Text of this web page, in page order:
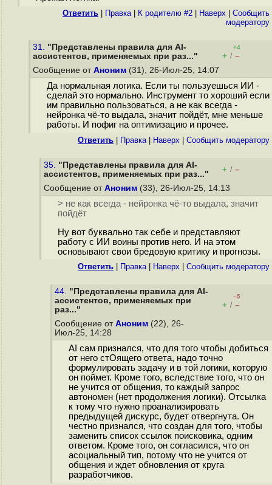
Ответить Правка| К родителю #2 Наверх
Cообщить
модератору
31. "Представлены правила для AI-
ассистентов, применяемых при раз..."
+4
+ / –
Сообщение от Аноним (31), 26-Июл-25, 14:07
Да нормальная логика. Если ты пользуешься ИИ -
сделай это нормально. Инструмент то хороший если
им правильно пользоваться, а не как всегда -
нейронка чё-то выдала, значит пойдёт, мне меньше
работы. И пофиг на оптимизацию и прочее.
Ответить Правка| Наверх Cообщить модератору
35. "Представлены правила для AI-
ассистентов, применяемых при раз..."
+ / –
Сообщение от Аноним (33), 26-Июл-25, 14:13
> не как всегда - нейронка чё-то выдала, значит
пойдёт
Ну вот буквально так себе и представляют
работу с ИИ воины против него. И на этом
основывают свои бредовую критику и прогнозы.
Ответить Правка| Наверх Cообщить модератору
44. "Представлены правила для AI-
ассистентов, применяемых при
раз..."
–5
+ / –
Сообщение от Аноним (22), 26-
Июл-25, 14:28
AI сам признался, что для того чтобы добиться
от него стОящего ответа, надо точно
формулировать задачу и в той логики, которую
он поймет. Кроме того, вследствие того, что он
не учится от общения, то каждый запрос
автономен (нет продолжения логики). Отсылка
к тому что нужно проанализировать
предыдущей дискурс, будет отвергнута. Он
честно признался, что создан для того, чтобы
заменить список ссылок поисковика, одним
ответом. Кроме того, он согласился, что он
асоциальный тип, потому что не учится от
общения и ждет обновления от круга
разработчиков.